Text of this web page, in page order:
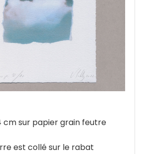
cm sur papier grain feutre
est collé sur le rabat